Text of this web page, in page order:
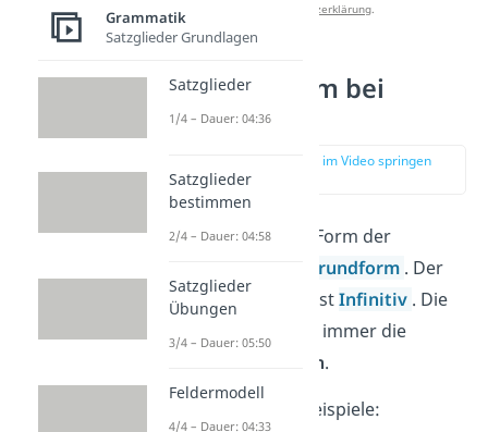
Datenschutzerklärung.
Personalform bei
Tunwörtern
zur Stelle im Video springen
Die unveränderte Form der
Grundform . Der
Fachbegriff dafür istInfinitiv . Die
Wörter haben hier immer die
-n.
Tunwörter – Beispiele:
Grammatik
Satzglieder Grundlagen
Satzglieder
1/4 – Dauer: 04:36
Satzglieder
bestimmen
2/4 – Dauer: 04:58
Satzglieder
Übungen
3/4 – Dauer: 05:50
Feldermodell
4/4 – Dauer: 04:33